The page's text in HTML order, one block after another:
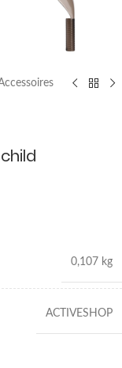
0,107 kg
ACTIVESHOP